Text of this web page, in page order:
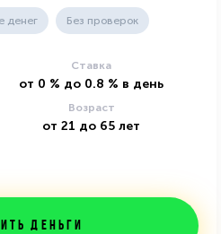
денег Без проверок
Ставка
от 0 % до 0.8 % в день
Возраст
от 21 до 65 лет
деньги